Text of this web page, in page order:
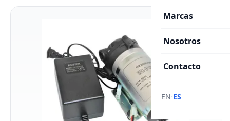
Marcas
Nosotros
Contacto
EN·ES